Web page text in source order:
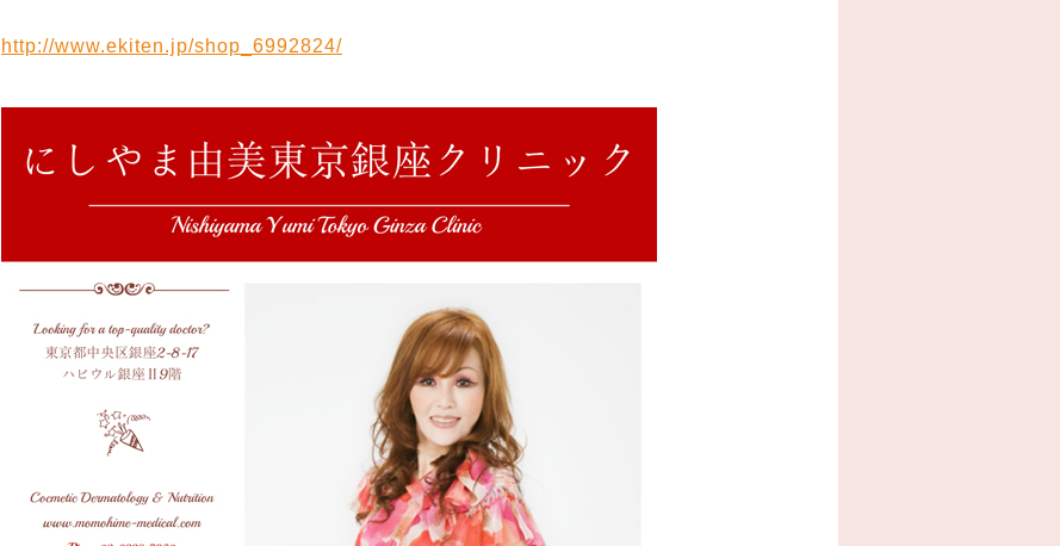
http://www.ekiten.jp/shop_6992824/